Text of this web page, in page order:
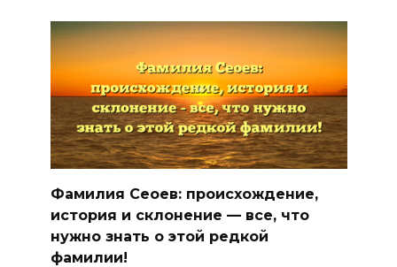
Фамилия Сеоев: происхождение,
история и склонение — все, что
нужно знать о этой редкой
фамилии!